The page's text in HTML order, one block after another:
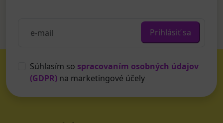
Prihlásiť sa
Súhlasím so spracovaním osobných údajov
(GDPR) na marketingové účely